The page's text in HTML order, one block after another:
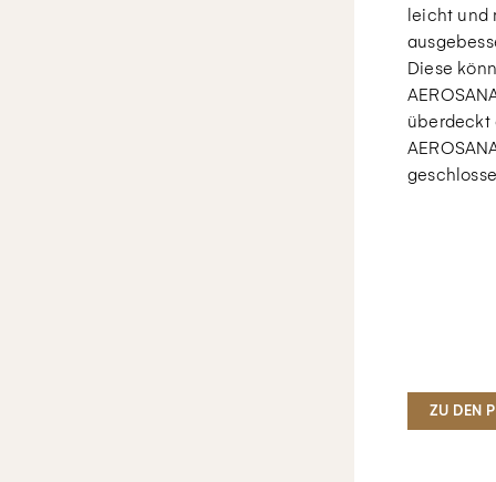
leicht und
Diese
ZU DEN